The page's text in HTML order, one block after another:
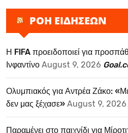
ΡΟΗ ΕΙΔΗΣΕΩΝ
Η FIFA προειδοποιεί για
Ινφαντίνο August 9, 2026
Ολυμπιακός για Αντρέα Ζάκο:
δεν μας ξέχασε» August 9, 2026
Παραμένει στο παιχνίδι για